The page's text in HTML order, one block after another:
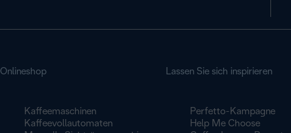
Onlineshop
Kaffeemaschinen
Kaffeevollautomaten
Lassen Sie sich inspirieren
Perfetto-Kampagne
Help Me Choose